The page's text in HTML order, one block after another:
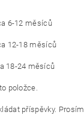
6-12 měsíců
12-18 měsíců
18-24 měsíců
položce.
příspěvky. Prosím